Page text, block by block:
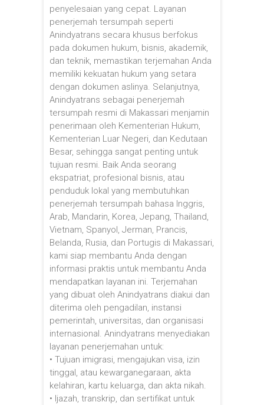
penyelesaian yang cepat. Layanan
penerjemah tersumpah seperti
Anindyatrans secara khusus berfokus
pada dokumen hukum, bisnis, akademik,
dan teknik, memastikan terjemahan Anda
memiliki kekuatan hukum yang setara
dengan dokumen aslinya. Selanjutnya,
Anindyatrans sebagai penerjemah
tersumpah resmi di Makassari menjamin
penerimaan oleh Kementerian Hukum,
Kementerian Luar Negeri, dan Kedutaan
Besar, sehingga sangat penting untuk
tujuan resmi. Baik Anda seorang
ekspatriat, profesional bisnis, atau
penduduk lokal yang membutuhkan
penerjemah tersumpah bahasa Inggris,
Arab, Mandarin, Korea, Jepang, Thailand,
Vietnam, Spanyol, Jerman, Prancis,
Belanda, Rusia, dan Portugis di Makassari,
kami siap membantu Anda dengan
informasi praktis untuk membantu Anda
mendapatkan layanan ini. Terjemahan
yang dibuat oleh Anindyatrans diakui dan
diterima oleh pengadilan, instansi
pemerintah, universitas, dan organisasi
internasional. Anindyatrans menyediakan
layanan penerjemahan untuk:
• Tujuan imigrasi, mengajukan visa, izin
tinggal, atau kewarganegaraan, akta
kelahiran, kartu keluarga, dan akta nikah.
• Ijazah, transkrip, dan sertifikat untuk